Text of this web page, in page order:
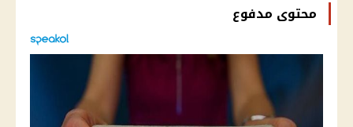
محتوى مدفوع